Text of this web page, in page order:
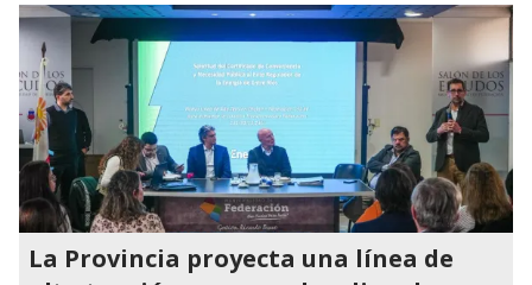
La Provincia proyecta una línea de